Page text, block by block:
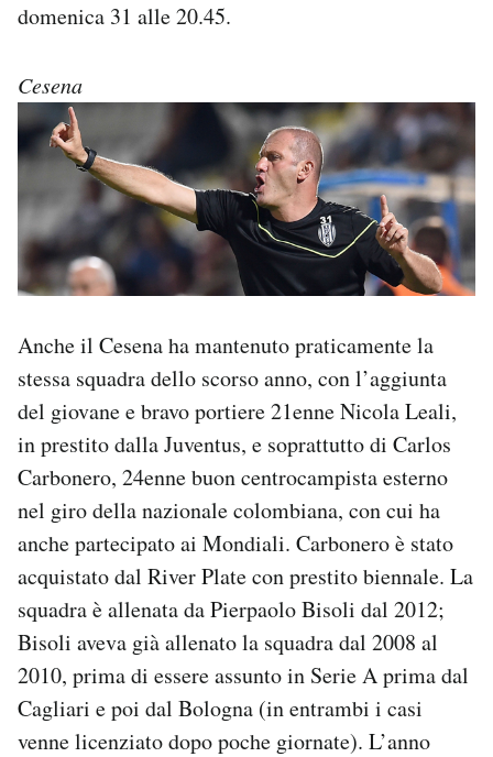
domenica 31 alle 20.45.
Cesena
Anche il Cesena ha mantenuto praticamente la
stessa squadra dello scorso anno, con l’aggiunta
del giovane e bravo portiere 21enne Nicola Leali,
in prestito dalla Juventus, e soprattutto di Carlos
Carbonero, 24enne buon centrocampista esterno
nel giro della nazionale colombiana, con cui ha
anche partecipato ai Mondiali. Carbonero è stato
acquistato dal River Plate con prestito biennale. La
squadra è allenata da Pierpaolo Bisoli dal 2012;
Bisoli aveva già allenato la squadra dal 2008 al
2010, prima di essere assunto in Serie A prima dal
Cagliari e poi dal Bologna (in entrambi i casi
venne licenziato dopo poche giornate). L’anno